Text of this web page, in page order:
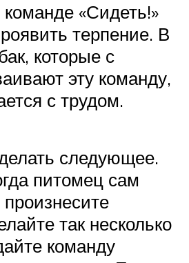
«Сидеть!»
терпение. В
которые с
эту команду,
с трудом.
следующее.
питомец сам
произнесите
так несколько
команду